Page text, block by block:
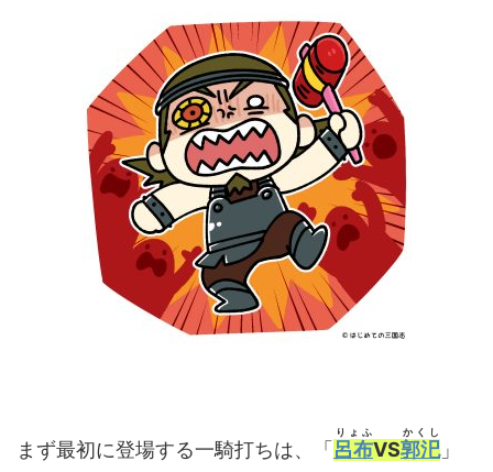
まず最初に登場する一騎打ちは、「呂布
りょふ
VS郭汜
かくし
」